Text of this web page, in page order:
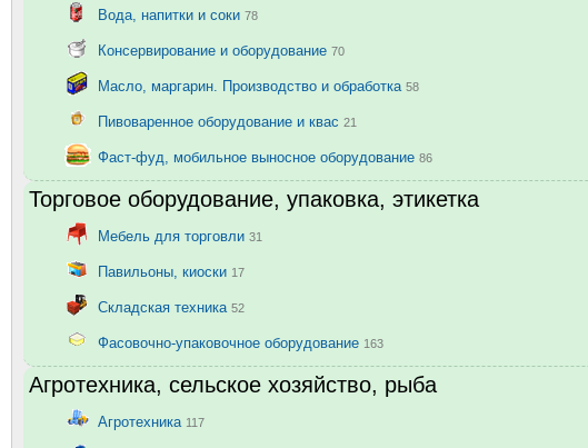
Вода, напитки и соки 78
Консервирование и оборудование 70
Масло, маргарин. Производство и обработка 58
Пивоваренное оборудование и квас 21
Фаст-фуд, мобильное выносное оборудование 86
Торговое оборудование, упаковка, этикетка
Мебель для торговли 31
Павильоны, киоски 17
Складская техника 52
Фасовочно-упаковочное оборудование 163
Агротехника, сельское хозяйство, рыба
Агротехника 117